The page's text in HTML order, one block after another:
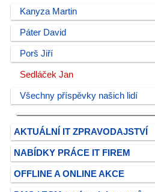
Kanyza Martin
Páter David
Porš Jiří
Sedláček Jan
Všechny příspěvky našich lidí
AKTUÁLNÍ IT ZPRAVODAJSTVÍ
NABÍDKY PRÁCE IT FIREM
OFFLINE A ONLINE AKCE